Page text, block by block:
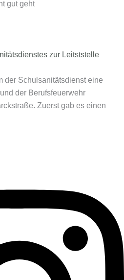
gut geht
zur Leitststelle
der Schulsanitätsdienst eine
der Berufsfeuerwehr
Zuerst gab es einen